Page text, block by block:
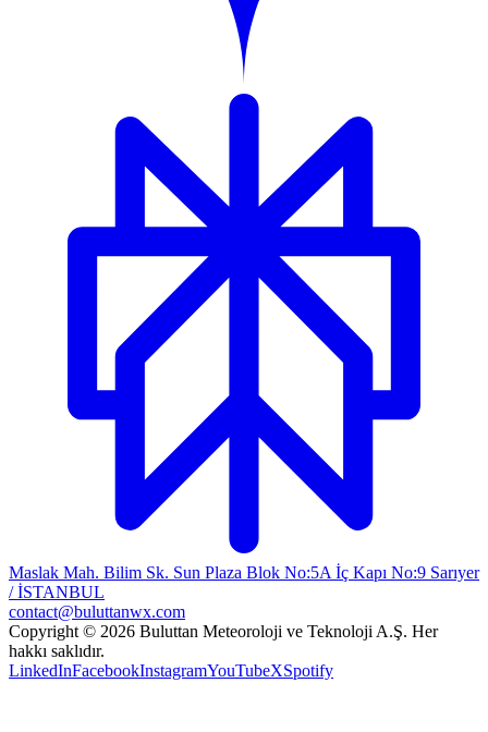
Maslak Mah. Bilim Sk. Sun Plaza Blok No:5A İç Kapı No:9 Sarıyer
/ İSTANBUL
contact@buluttanwx.com
Copyright © 2026 Buluttan Meteoroloji ve Teknoloji A.Ş. Her
hakkı saklıdır.
LinkedInFacebookInstagramYouTubeXSpotify